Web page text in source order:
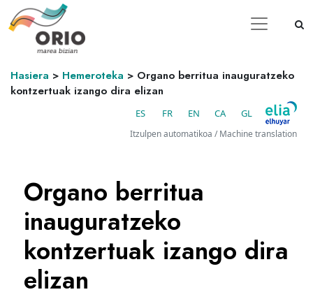
Hasiera > Hemeroteka > Organo berritua inauguratzeko
kontzertuak izango dira elizan
ES FR EN CA GL
Itzulpen automatikoa / Machine translation
Organo berritua
inauguratzeko
kontzertuak izango dira
elizan